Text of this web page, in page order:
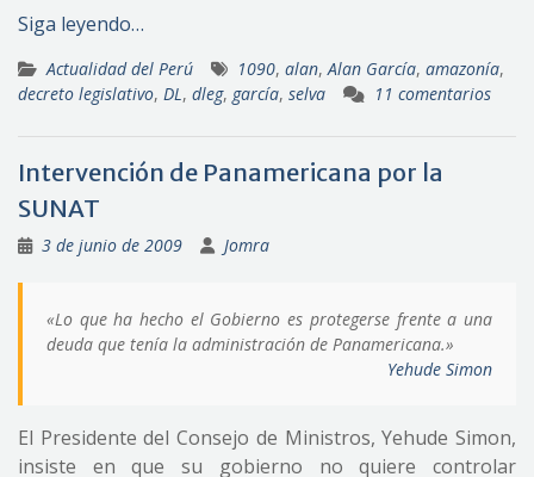
Siga leyendo…
Actualidad del Perú 1090, alan,Alan García, amazonía,
decreto legislativo, DL, dleg, garcía, selva 11 comentarios
Intervención de Panamericana por la
SUNAT
3 de junio de 2009 Jomra
«Lo que ha hecho el Gobierno es protegerse frente a una
deuda que tenía la administración de Panamericana.»
Yehude Simon
El Presidente del Consejo de Ministros, Yehude Simon,
insiste en que su gobierno no quiere controlar